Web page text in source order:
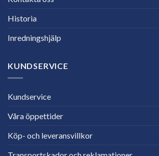
Historia
Inredningshjälp
KUNDSERVICE
Kundservice
Våra öppettider
Köp- och leveransvillkor